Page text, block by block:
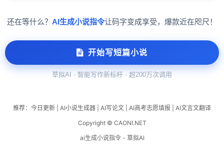
还在等什么？ AI生成小说指令让码字变成享受，爆款近在咫尺！
开始写短篇小说
草拟AI · 智能写作新标杆 · 超200万次调用
推荐： 今日更新 AI小说生成器 AI写论文 AI高考志愿填报
AI文言文翻译
Copyright © CAONI.NET
ai生成小说指令 - 草拟AI